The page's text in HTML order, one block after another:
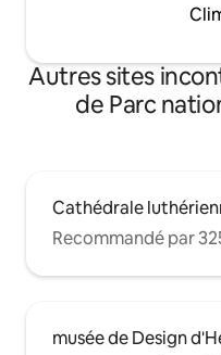
Autres sites
de Parc
Cathédrale
Recommandé par
musée de Design